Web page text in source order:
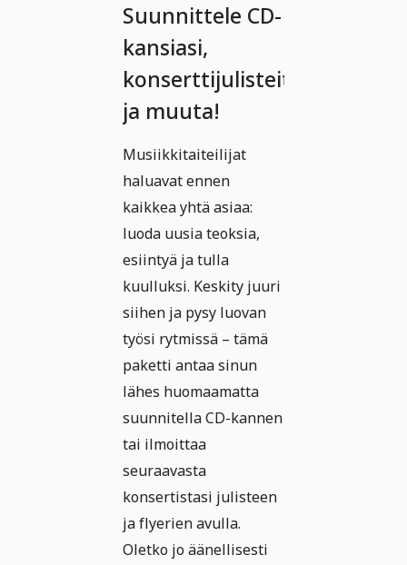
Suunnittele CD-
kansiasi,
konserttijulisteita
ja muuta!
Musiikkitaiteilijat
haluavat ennen
kaikkea yhtä asiaa:
luoda uusia teoksia,
esiintyä ja tulla
kuulluksi. Keskity juuri
siihen ja pysy luovan
työsi rytmissä – tämä
paketti antaa sinun
lähes huomaamatta
suunnitella CD-kannen
tai ilmoittaa
seuraavasta
konsertistasi julisteen
ja flyerien avulla.
Oletko jo äänellisesti